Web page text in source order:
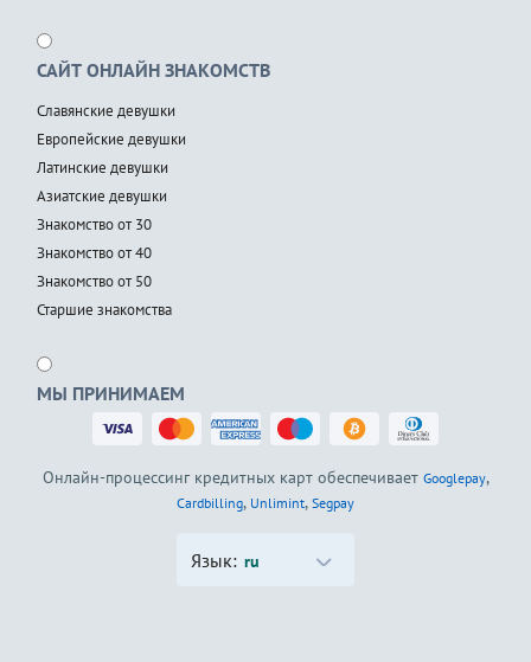
САЙТ ОНЛАЙН ЗНАКОМСТВ
Славянские девушки
Европейские девушки
Латинские девушки
Азиатские девушки
Знакомство от 30
Знакомство от 40
Знакомство от 50
Старшие знакомства
МЫ ПРИНИМАЕМ
Онлайн-процессинг кредитных карт обеспечивает Googlepay,
Cardbilling, Unlimint, Segpay
Язык: ru